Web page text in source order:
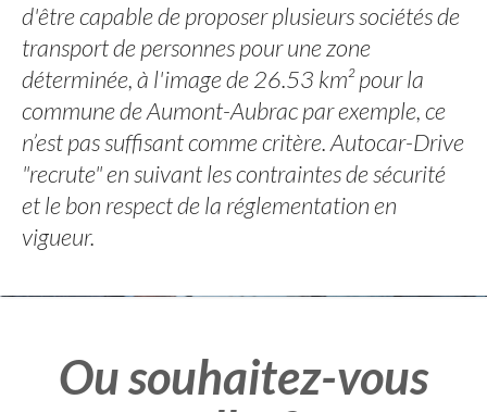
d'être capable de proposer plusieurs sociétés de
transport de personnes pour une zone
déterminée, à l'image de 26.53 km² pour la
commune de Aumont-Aubrac par exemple, ce
n’est pas suffisant comme critère. Autocar-Drive
"recrute" en suivant les contraintes de sécurité
et le bon respect de la réglementation en
vigueur.
Ou souhaitez-vous